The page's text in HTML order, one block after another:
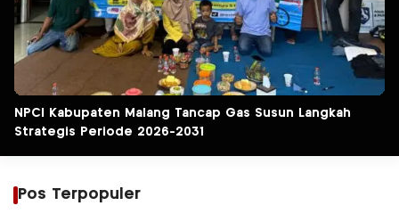
NPCI Kabupaten Malang Tancap Gas Susun Langkah
Strategis Periode 2026-2031
Pos Terpopuler